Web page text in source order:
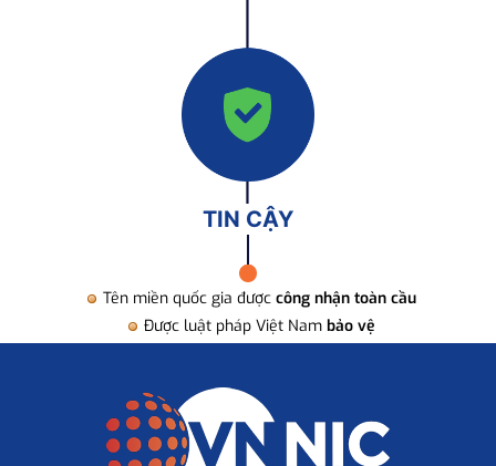
TIN CẬY
Tên miền quốc gia được công nhận toàn cầu
Được luật pháp Việt Nam bảo vệ